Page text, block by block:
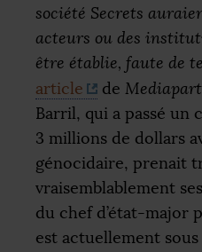
société Secrets
acteurs ou des
être établie, faute de
article
de Mediapart
Barril, qui a passé un
3 millions de dollars
génocidaire, prenait
vraisemblablement
du chef d’état-major
est actuellement